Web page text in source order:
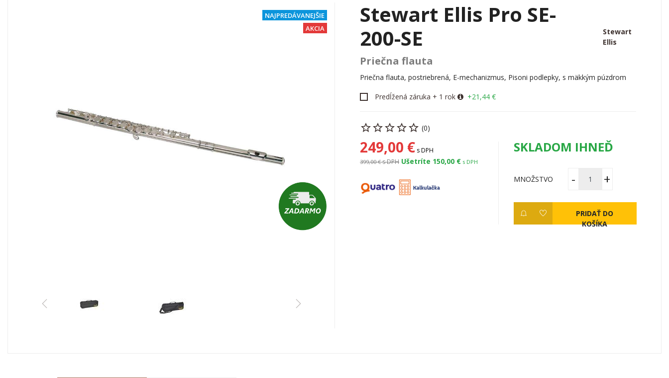
NAJPREDÁVANEJŠIE
AKCIA
Stewart Ellis Pro SE-
200-SE
Priečna flauta
Stewart
Ellis
Priečna flauta, postriebrená, E-mechanizmus, Pisoni podlepky, s mäkkým púzdrom
Predĺžená záruka + 1 rok +21,44 €
(0)
249,00 € s DPH
399,00 €s DPH Ušetríte 150,00 € s DPH
SKLADOM IHNEĎ
MNOŽSTVO
PRIDAŤ DO
KOŠÍKA